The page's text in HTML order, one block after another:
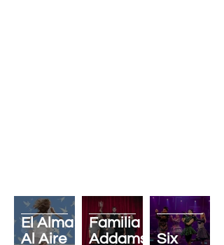
El Alma
Al Aire
La
Familia
Addams
Six